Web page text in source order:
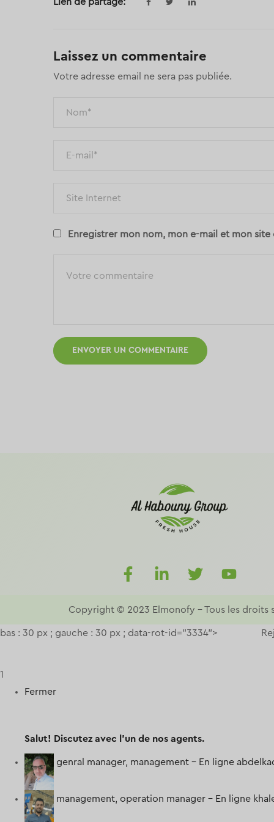
Lien de partage:
Laissez un commentaire
Votre adresse email ne sera pas publiée.
Enregistrer mon nom, mon e-mail et mon
Copyright © 2023 Elmonofy –Tous les droits
bas : 30 px ; gauche : 30 px ; data-rot-id="3334">
1
Fermer
Salut! Discutez avec l'un de nos agents.
genral manager, management - En ligne
management, operation manager - En ligne